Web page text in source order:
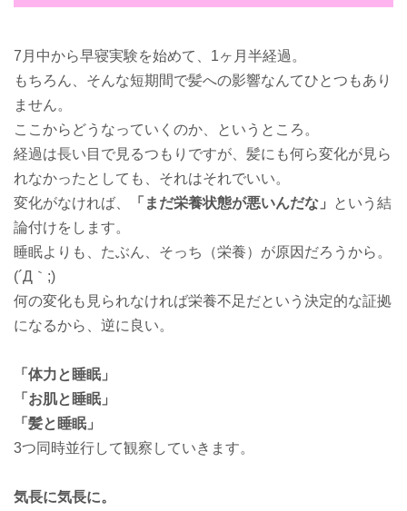
7月中から早寝実験を始めて、1ヶ月半経過。
もちろん、そんな短期間で髪への影響なんてひとつもあり
ません。
ここからどうなっていくのか、というところ。
経過は長い目で見るつもりですが、髪にも何ら変化が見ら
れなかったとしても、それはそれでいい。
変化がなければ、
「まだ栄養状態が悪いんだな」
という結
論付けをします。
睡眠よりも、たぶん、そっち（栄養）が原因だろうから。
(´Д｀;)
何の変化も見られなければ栄養不足だという決定的な証拠
になるから、逆に良い。
「体力と睡眠」
「お肌と睡眠」
「髪と睡眠」
3つ同時並行して観察していきます。
気長に気長に。